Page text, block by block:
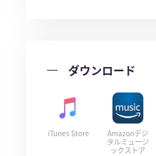
ダウンロード
iTunes Store
Amazonデジ
タルミュージ
ックストア